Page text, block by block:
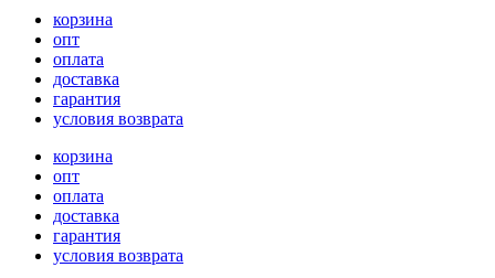
корзина
опт
оплата
доставка
гарантия
условия возврата
корзина
опт
оплата
доставка
гарантия
условия возврата